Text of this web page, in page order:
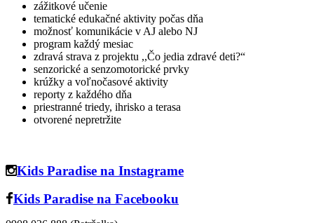
zážitkové učenie
tematické edukačné aktivity počas dňa
možnosť komunikácie v AJ alebo NJ
program každý mesiac
zdravá strava z projektu ,,Čo jedia zdravé deti?“
senzorické a senzomotorické prvky
krúžky a voľnočasové aktivity
reporty z každého dňa
priestranné triedy, ihrisko a terasa
otvorené nepretržite
Kids Paradise na Instagrame
Kids Paradise na Facebooku